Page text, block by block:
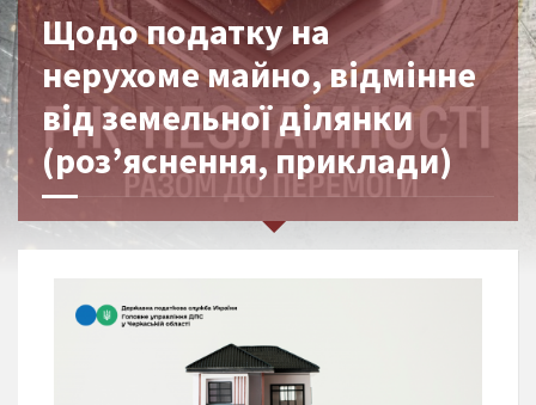
Щодо податку на
нерухоме майно, відмінне
від земельної ділянки
(роз’яснення, приклади)